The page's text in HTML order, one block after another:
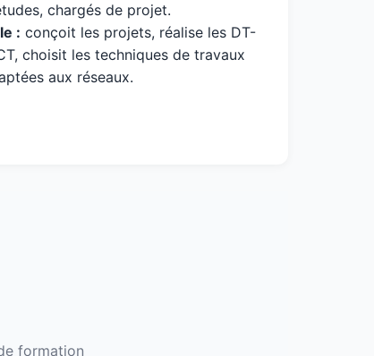
chargés de projet.
: conçoit les projets, réalise les DT-
choisit les techniques de travaux
aux réseaux.
formation